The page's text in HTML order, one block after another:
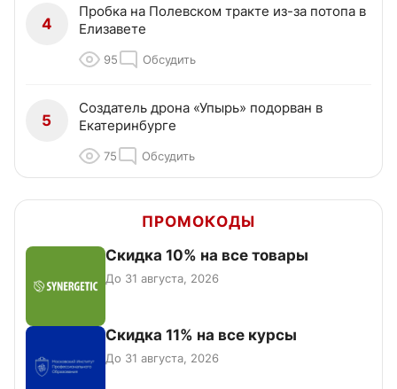
4
Пробка на Полевском тракте из-за потопа в
Елизавете
95 Обсудить
5
Создатель дрона «Упырь» подорван в
Екатеринбурге
75 Обсудить
ПРОМОКОДЫ
Скидка 10% на все товары
До 31 августа, 2026
Скидка 11% на все курсы
До 31 августа, 2026